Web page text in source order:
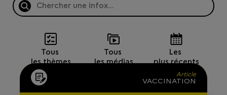
Tous
les thèmes
Tous
les médias
Les
plus récents
Article
VACCINATION